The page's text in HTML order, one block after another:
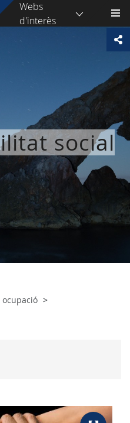
Webs
d'interès
social
ocupació